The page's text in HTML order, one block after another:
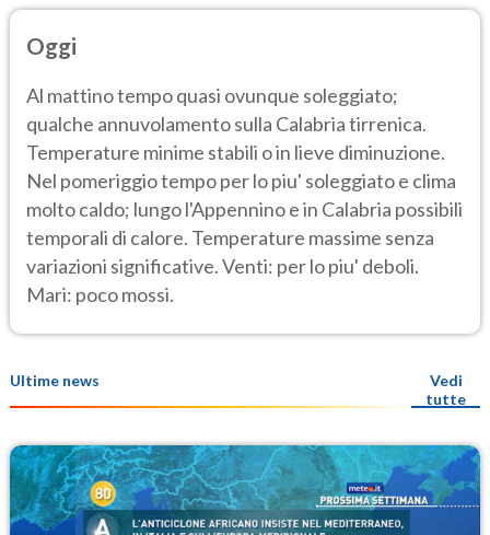
Oggi
Al mattino tempo quasi ovunque soleggiato;
qualche annuvolamento sulla Calabria tirrenica.
Temperature minime stabili o in lieve diminuzione.
Nel pomeriggio tempo per lo piu' soleggiato e clima
molto caldo; lungo l'Appennino e in Calabria possibili
temporali di calore. Temperature massime senza
variazioni significative. Venti: per lo piu' deboli.
Mari: poco mossi.
Ultime news
Vedi
tutte